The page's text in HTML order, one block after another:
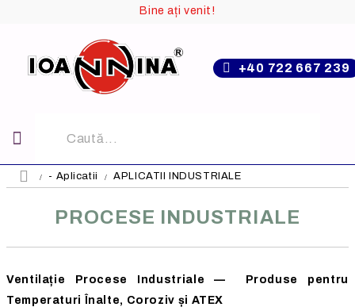
Bine ați venit!
+40 722 667 239
- Aplicatii APLICATII INDUSTRIALE
PROCESE INDUSTRIALE
Ventilație Procese Industriale — Produse pentru
Temperaturi Înalte, Coroziv și ATEX